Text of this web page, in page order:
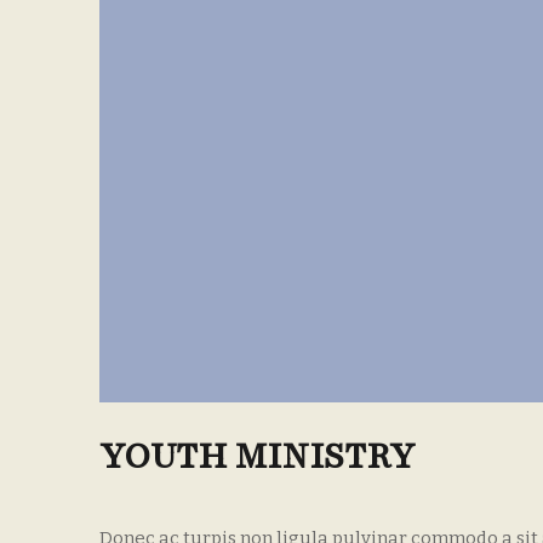
YOUTH MINISTRY
Donec ac turpis non ligula pulvinar commodo a